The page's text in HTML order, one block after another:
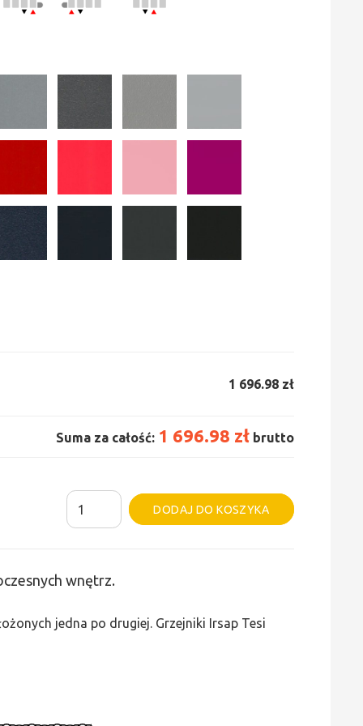
1 696.98 zł
Suma za całość: 1 696.98 zł brutto
ilość
Grzejnik
DODAJ DO KOSZYKA
Alternative:
wnętrz.
jedna po drugiej. Grzejniki Irsap Tesi